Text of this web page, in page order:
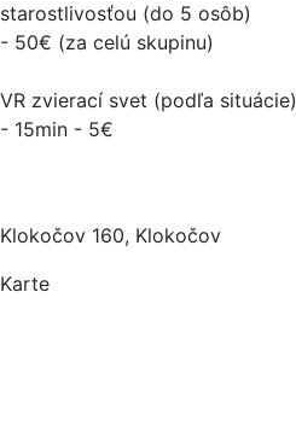
starostlivosťou (do 5 osôb)
- 50€ (za celú skupinu)
VR zvierací svet (podľa situácie)
- 15min - 5€
Klokočov 160, Klokočov
Karte